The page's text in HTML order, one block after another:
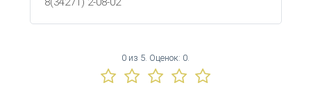
0 из 5. Оценок: 0